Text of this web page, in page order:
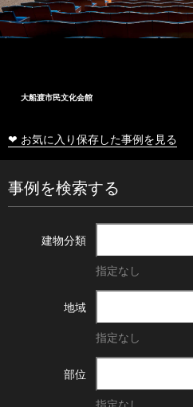
大船渡市民文化会館
❤ お気に入り保存した事例を見る
事例を検索する
建物分類
指定なし
地域
指定なし
部位
指定なし